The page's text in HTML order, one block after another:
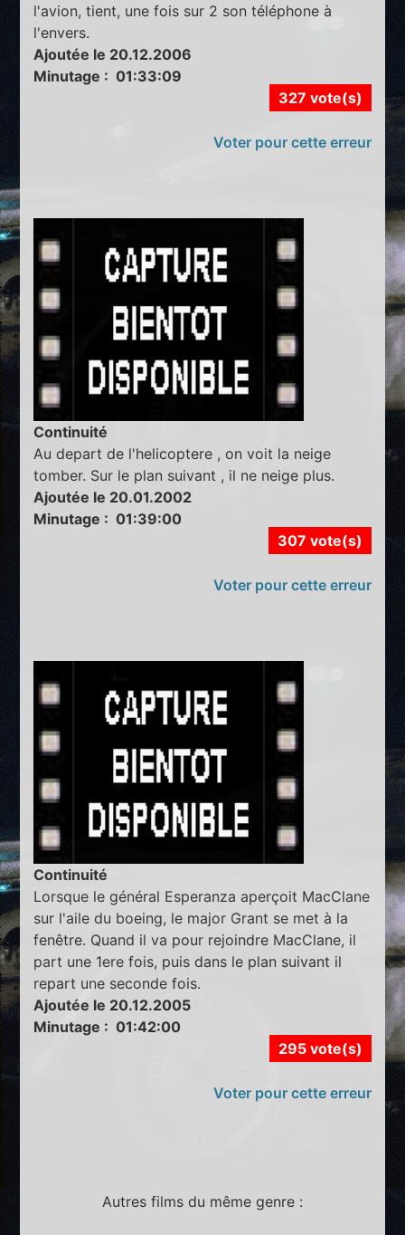
l'avion, tient, une fois sur 2 son téléphone à
l'envers.
Ajoutée le 20.12.2006
Minutage : 01:33:09
327 vote(s)
Voter pour cette erreur
Continuité
Au depart de l'helicoptere , on voit la neige
tomber. Sur le plan suivant , il ne neige plus.
Ajoutée le 20.01.2002
Minutage : 01:39:00
307 vote(s)
Voter pour cette erreur
Continuité
Lorsque le général Esperanza aperçoit MacClane
sur l'aile du boeing, le major Grant se met à la
fenêtre. Quand il va pour rejoindre MacClane, il
part une 1ere fois, puis dans le plan suivant il
repart une seconde fois.
Ajoutée le 20.12.2005
Minutage : 01:42:00
295 vote(s)
Voter pour cette erreur
Autres films du même genre :